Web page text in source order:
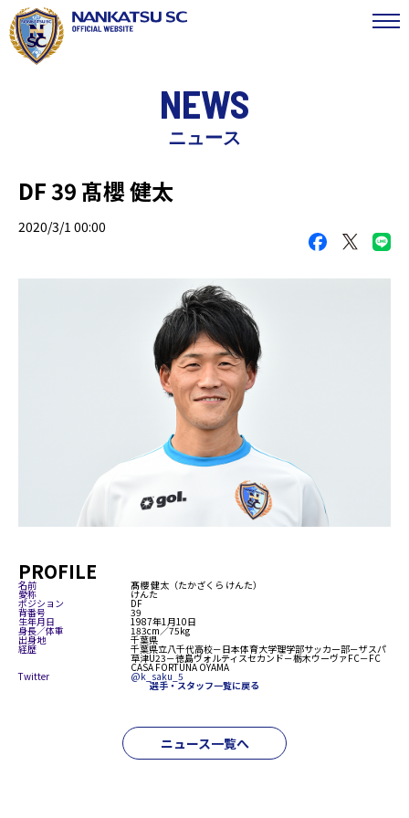
NEWS
ニュース
DF 39 髙櫻 健太
2020/3/1 00:00
PROFILE
名前 髙櫻 健太（たかざくら けんた）
愛称 けんた
ポジション DF
背番号 39
生年月日 1987年1月10日
身長／体重 183cm／75kg
出身地 千葉県
経歴 千葉県立八千代高校－日本体育大学理学部サッカー部－ザスパ
草津U23－徳島ヴォルティスセカンド－栃木ウーヴァFC－FC
CASA FORTUNA OYAMA
Twitter @k_saku_5
選手・スタッフ一覧に戻る
ニュース一覧へ